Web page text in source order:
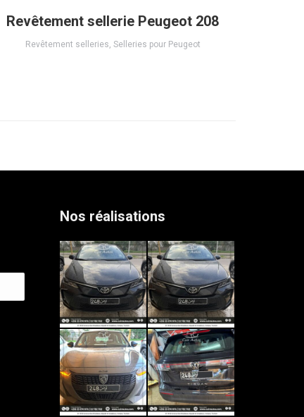
Revêtement sellerie Peugeot 208
Revêtement selleries, Selleries pour Peugeot
Nos réalisations